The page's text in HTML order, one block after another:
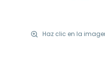
Haz clic en la